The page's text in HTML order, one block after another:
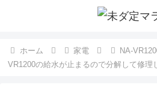
ホーム 家電 NA-
VR1200の給水が止まるので分解して修理